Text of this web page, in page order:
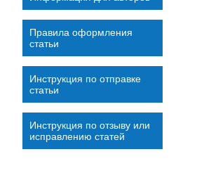
Правила оформления
статьи
Инструкция по отправке
статьи
Инструкция по отзыву или
исправлению статей